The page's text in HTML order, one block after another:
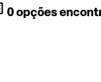
0 opções